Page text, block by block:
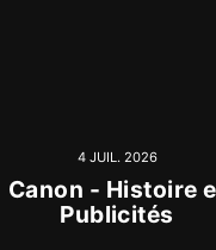
4 JUIL. 2026
Canon - Histoire
Publicités